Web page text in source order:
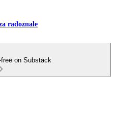
radoznale
on Substack